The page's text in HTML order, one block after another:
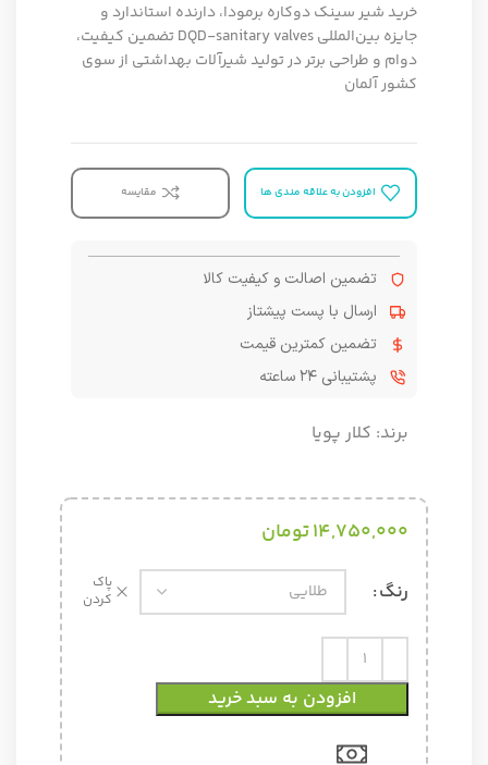
خرید شیر سینک دوکاره برمودا، دارنده استاندارد و
جایزه بین‌المللی DQD-sanitary valves تضمین کیفیت،
دوام و طراحی برتر در تولید شیرآلات بهداشتی از سوی
کشور آلمان
افزودن به علاقه مندی ها مقایسه
تضمین اصالت و کیفیت کالا
ارسال با پست پیشتاز
تضمین کمترین قیمت
پشتیبانی ۲۴ ساعته
برند: کلار پویا
14,750,000تومان
رنگ
پاک
کردن
افزودن به سبد خرید